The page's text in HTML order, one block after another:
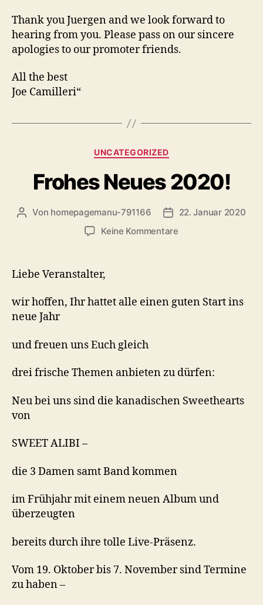
Thank you Juergen and we look forward to
hearing from you. Please pass on our sincere
apologies to our promoter friends.
All the best
Joe Camilleri“
Kategorien
UNCATEGORIZED
Frohes Neues 2020!
Beitragsautor
Von homepagemanu-791166
22. Januar 2020
Keine Kommentarezu
Liebe Veranstalter,
wir hoffen, Ihr hattet alle einen guten Start ins
neue Jahr
und freuen uns Euch gleich
drei frische Themen anbieten zu dürfen:
Neu bei uns sind die kanadischen Sweethearts
von
SWEET ALIBI –
die 3 Damen samt Band kommen
im Frühjahr mit einem neuen Album und
überzeugten
bereits durch ihre tolle Live-Präsenz.
Vom 19. Oktober bis 7. November sind Termine
zu haben –